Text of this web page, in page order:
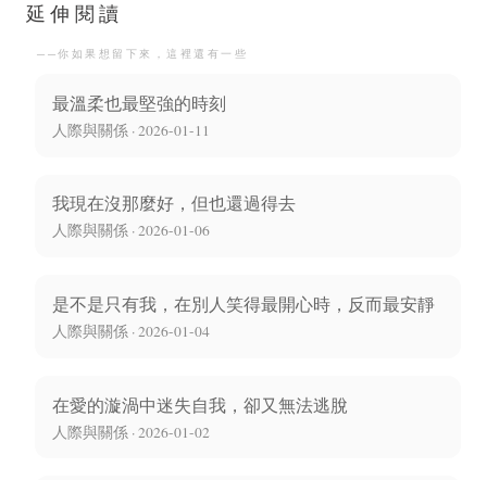
延伸閱讀
──你如果想留下來，這裡還有一些
最溫柔也最堅強的時刻
人際與關係 · 2026-01-11
我現在沒那麼好，但也還過得去
人際與關係 · 2026-01-06
是不是只有我，在別人笑得最開心時，反而最安靜
人際與關係 · 2026-01-04
在愛的漩渦中迷失自我，卻又無法逃脫
人際與關係 · 2026-01-02